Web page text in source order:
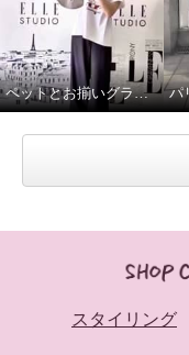
ペットとお揃いグラフィックTシャツ♪
スタイリング